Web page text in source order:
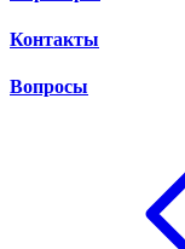
Контакты
Вопросы